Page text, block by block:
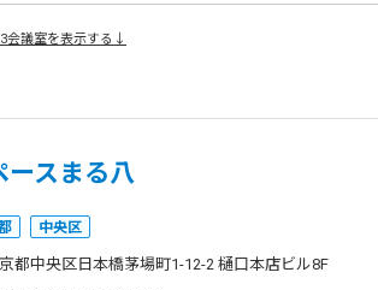
会議室を表示する↓
ースまる八
中央区
都中央区日本橋茅場町1-12-2 樋口本店ビル8F